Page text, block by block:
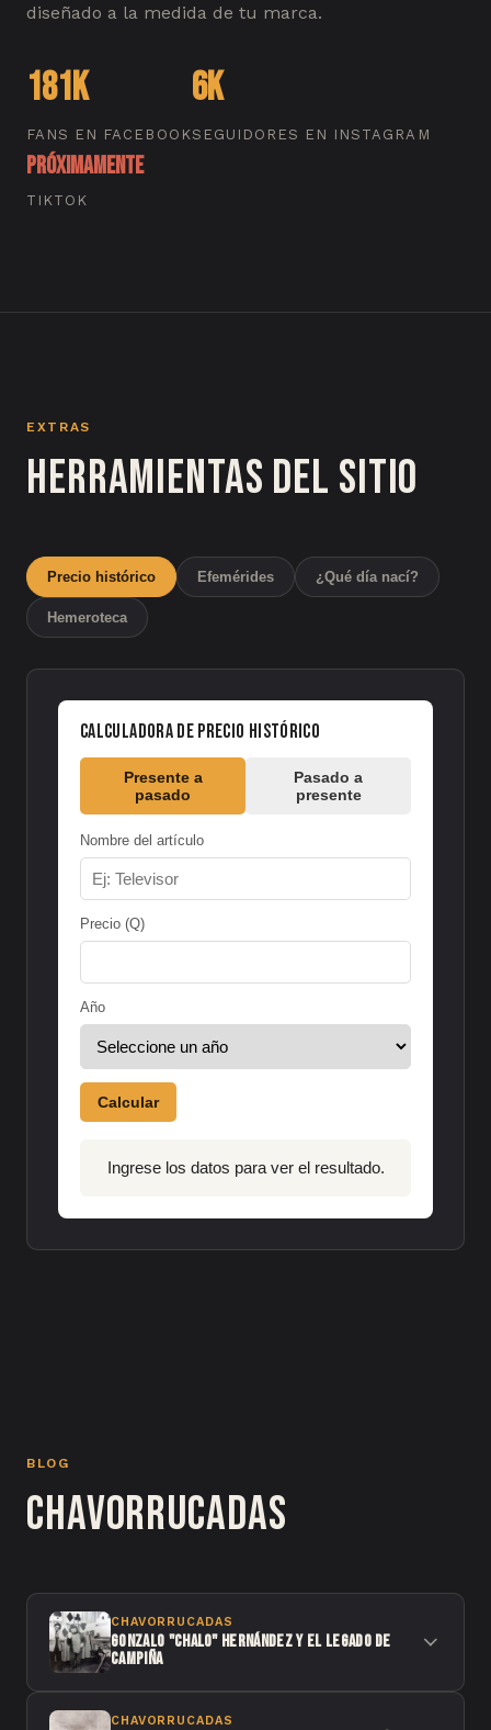
diseñado a la medida de tu marca.
181K
FANS EN FACEBOOK
6K
SEGUIDORES EN INSTAGRAM
Próximamente
TIKTOK
EXTRAS
Herramientas del sitio
Precio histórico Efemérides ¿Qué día nací?
Hemeroteca
Calculadora de precio histórico
Presente a
pasado
Pasado a
presente
Nombre del artículo
Precio (Q)
Año
Calcular
Ingrese los datos para ver el resultado.
BLOG
Chavorrucadas
CHAVORRUCADAS
Gonzalo "Chalo" Hernández y el legado de
Campiña
CHAVORRUCADAS